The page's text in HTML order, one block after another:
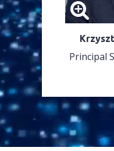
Principal